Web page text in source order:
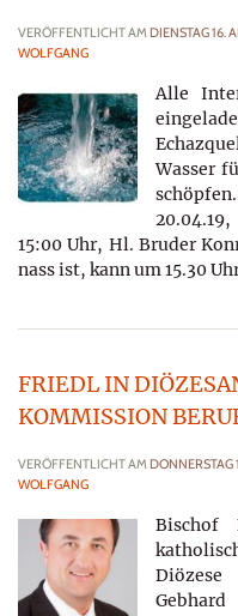
VERÖFFENTLICHT AM DIENSTAG 16.
WOLFGANG
Alle
Wasser
15:00 Uhr, Hl. Bruder
nass ist, kann um 15.30
FRIEDL IN
KOMMISSION
VERÖFFENTLICHT AM DONNERSTAG
WOLFGANG
Bischof